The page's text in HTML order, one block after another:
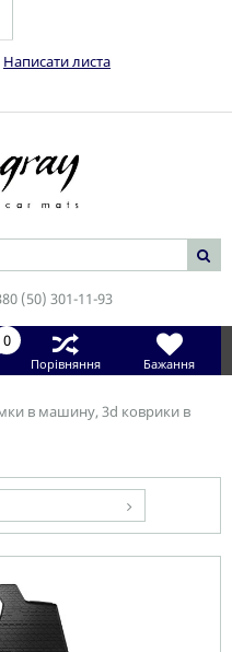
в машину, 3d коврики в
Написати листа
(50) 301-11-93
0
Порівняння Бажання